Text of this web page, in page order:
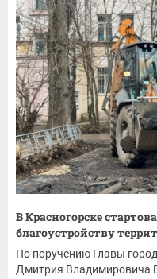
В Красногорске
благоустройству
По поручению Главы
Дмитрия Владимировича